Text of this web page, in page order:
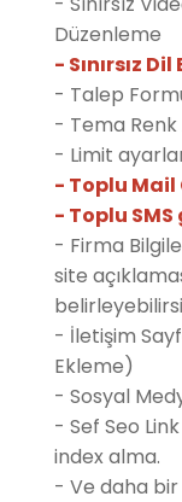
Düzenleme
- Sınırsız
- Talep
- Tema Renk
- Limit
- Toplu
- Toplu
- Firma
site
- İletişim
Ekleme)
- Sosyal
- Sef Seo
index alma.
- Ve daha bir